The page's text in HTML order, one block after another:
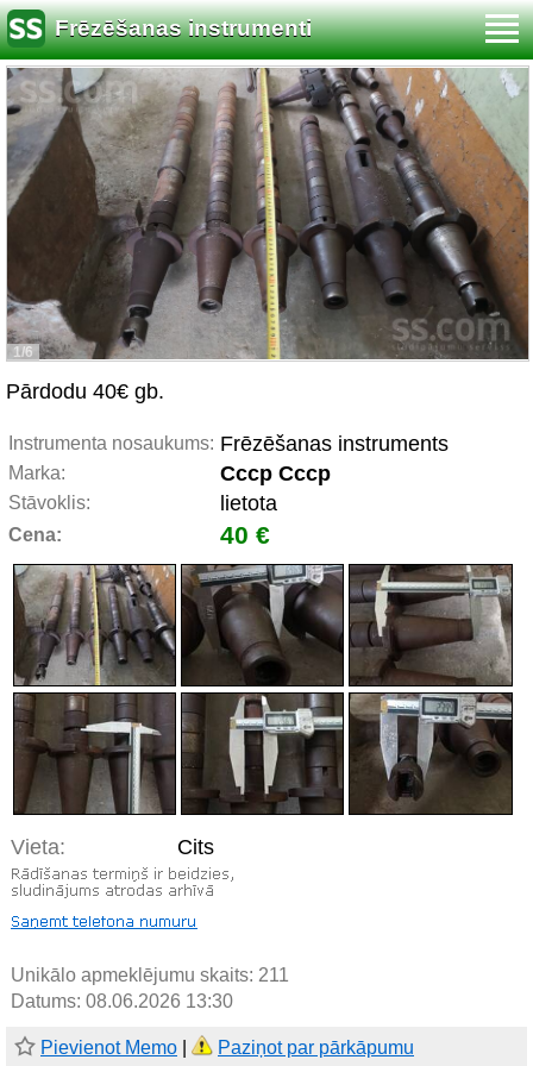
Frēzēšanas instrumenti
1/6
Pārdodu 40€ gb.
Instrumenta nosaukums: Frēzēšanas instruments
Marka: Cccp Cccp
Stāvoklis: lietota
Cena: 40 €
Vieta: Cits
Unikālo apmeklējumu skaits: 211
Datums: 08.06.2026 13:30
Pievienot Memo Paziņot par pārkāpumu